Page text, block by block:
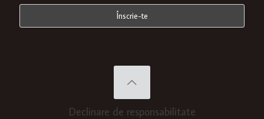
Declinare de responsabilitate